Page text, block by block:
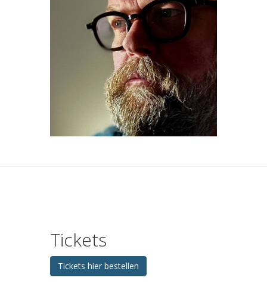
Tickets
Tickets hier bestellen